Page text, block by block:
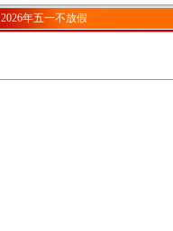
2026年五一不放假